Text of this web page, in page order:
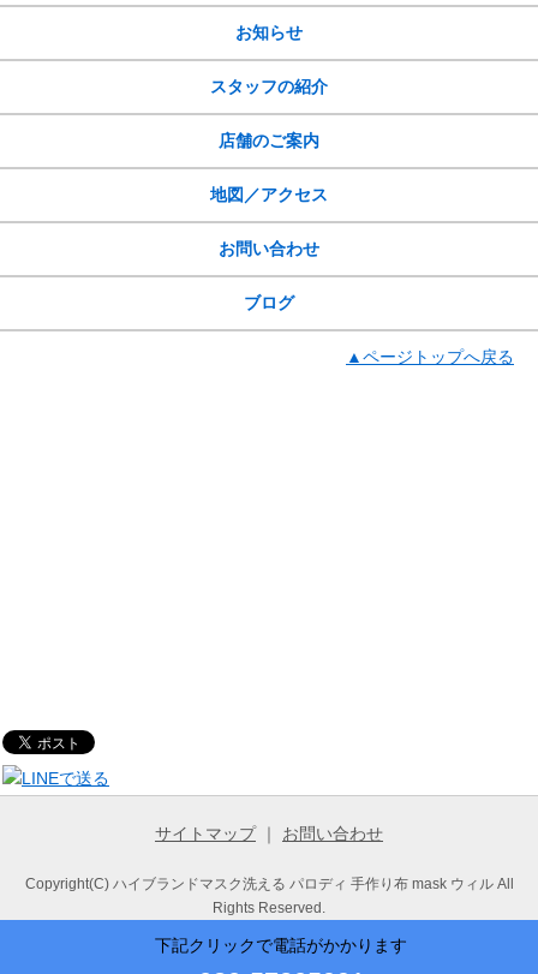
お知らせ
スタッフの紹介
店舗のご案内
地図／アクセス
お問い合わせ
ブログ
▲ページトップへ戻る
サイトマップ｜ お問い合わせ
Copyright(C) ハイブランドマスク洗える パロディ 手作り布 mask ウィル All
Rights Reserved.
下記クリックで電話がかかります